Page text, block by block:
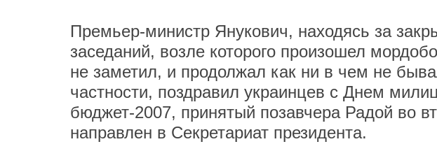
Премьер-министр Янукович, находясь за
заседаний, возле которого произошел
не заметил, и продолжал как ни в чем не
частности, поздравил украинцев с Днем
бюджет-2007, принятый позавчера Радой во
направлен в Секретариат президента.